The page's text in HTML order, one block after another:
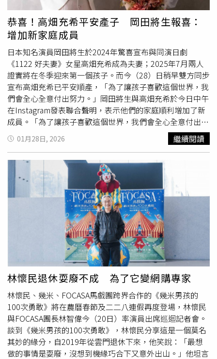
恭喜！高畑充希平安產子 岡田將生報喜：
增加新家庭成員
日本知名演員岡田將生於2024年驚喜宣布與同演日劇
《1122 好夫妻》女星高畑充希成為夫妻；2025年7月兩人
證實將在冬季迎來第一個孩子。而今（28）日稍早雙方同步
宣布高畑充希已平安順產，「為了讓孩子喜歡這個世界，我
們會全心全意付出努力。」岡田將生與高畑充希於今日中午
在Instagram發表聯合聲明，表示他們的家庭順利增加了新
成員。「為了讓孩子喜歡這個世界，我們會全心全意付出努
力。2025年承蒙大家多多關照，真的非常感謝！」岡田將
生所屬經紀公司Stardust Promotion和高畑充希所屬公司
Horipro於2025年7月曾發表聯合聲明，指出岡田將生與高
畑充希迎來一個新生命，寶寶預計於2025-2026年冬季出
生，後續的工作行程會依照身體狀況評估後再進行安排。回
顧兩人戀情，2024年11月19日有日本狗仔爆料，岡田將生
因演出日劇《1122好夫妻》與高畑充希結緣，飾演夫妻後
假戲真做，官方即將宣布結婚喜訊，預計會震撼整個日本演
藝圈。而稍後兩人也親自發表聲明證實消息，表示他們就像
好朋友一樣相處，今後要成為夫妻了。他們也表明，為了互
相鼓勵，並在作品中給大家展現更好的面貌，將會更加努力
地工作，請大家多多關照。岡田將生擁有多部知名代表作
品，包含電影《夏威夷男孩》、《重力小丑》、《銀魂》系
列，戲劇《花樣少年少女》、《王牌大律師2》、《ST破案
天團》、《掟上今日子的備忘錄》、《THE TRAVEL
NURSE 旅行護理師》、《夏空》等。高畑充希代表作品則
包含戲劇《多謝款待》、《問題餐廳》、《當家姐姐》、
《過度保護的加穗子》，電影《女子戰隊》、《植物圖鑑》
等，並以「充希（みつき）」名義進行歌手活動。岡田將
生、高畑充希迎來新生命。（圖／翻攝自
01月28日, 2026 繼續閱讀
林懷民退休耍廢不成 為了它變網購專家
林懷民、幾米、FOCASA馬戲團跨界合作的《幾米男孩的
100次勇敢》將在農曆春節及二二八連假再度登場，林懷民
與FOCASA團長林智偉今（20日）率演員出席巡迴記者會。
談到《幾米男孩的100次勇敢》，林懷民分享這是一個莫名
其妙的緣分，自2019年從雲門退休下來，他笑說：「最想
做的事情是耍廢，沒想到機緣巧合下又意外出山。」他坦言